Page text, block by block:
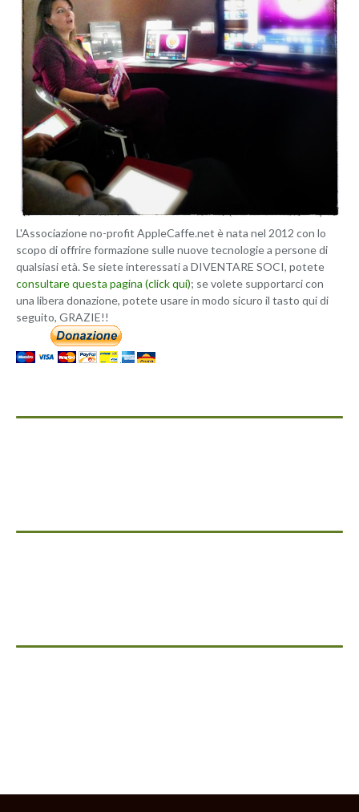
L'Associazione no-profit AppleCaffe.net è nata nel 2012 con lo
scopo di offrire formazione sulle nuove tecnologie a persone di
qualsiasi età. Se siete interessati a DIVENTARE SOCI, potete
consultare questa pagina (click qui); se volete supportarci con
una libera donazione, potete usare in modo sicuro il tasto qui di
seguito, GRAZIE!!